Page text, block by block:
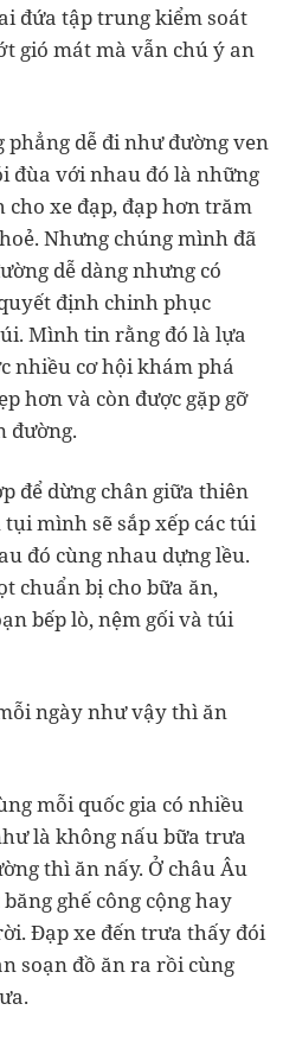
đứa tập trung kiểm soát
gió mát mà vẫn chú ý an
phẳng dễ đi như đường ven
đùa với nhau đó là những
cho xe đạp, đạp hơn trăm
Nhưng chúng mình đã
dễ dàng nhưng có
định chinh phục
Mình tin rằng đó là lựa
nhiều cơ hội khám phá
hơn và còn được gặp gỡ
đường.
để dừng chân giữa thiên
mình sẽ sắp xếp các túi
đó cùng nhau dựng lều.
chuẩn bị cho bữa ăn,
bếp lò, nệm gối và túi
ngày như vậy thì ăn
mỗi quốc gia có nhiều
là không nấu bữa trưa
thì ăn nấy. Ở châu Âu
ghế công cộng hay
Đạp xe đến trưa thấy đói
soạn đồ ăn ra rồi cùng